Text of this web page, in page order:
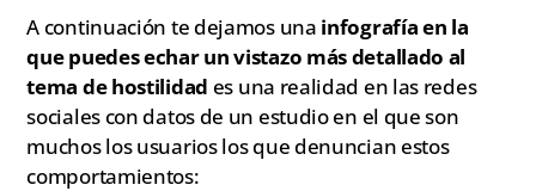
A continuación te dejamos una infografía en la
que puedes echar un vistazo más detallado al
tema de hostilidad es una realidad en las redes
sociales con datos de un estudio en el que son
muchos los usuarios los que denuncian estos
comportamientos: